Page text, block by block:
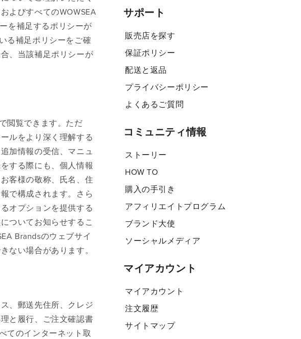
よびすべてのWOWSEA
を補足するポリシーが
る補足ポリシーをご確
、当該補足ポリシーが
閲覧できます。ただ
ルをより深く理解する
加情報の受信、マニュ
する際にも、個人情報
客様の敬称、氏名、住
で構成されます。さら
オプションを提供する
ついてお知らせするこ
Brandsのウェブサイ
ない場合があります。
、郵送先住所、クレジ
と履行、ご注文確認書
てのインターネット取
サポート
販売店を探す
保証ポリシー
配送と返品
プライバシーポリシー
よくあるご質問
コミュニティ情報
ストーリー
HOW TO
購入の手引き
アフィリエイトプログラム
ブランド大使
ソーシャルメディア
マイアカウント
マイアカウント
注文履歴
サイトマップ